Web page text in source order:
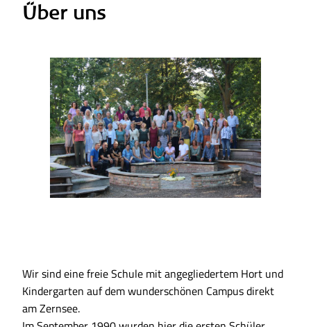
Über uns
Wir sind eine freie Schule mit angegliedertem Hort und
Kindergarten auf dem wunderschönen Campus direkt
am Zernsee.